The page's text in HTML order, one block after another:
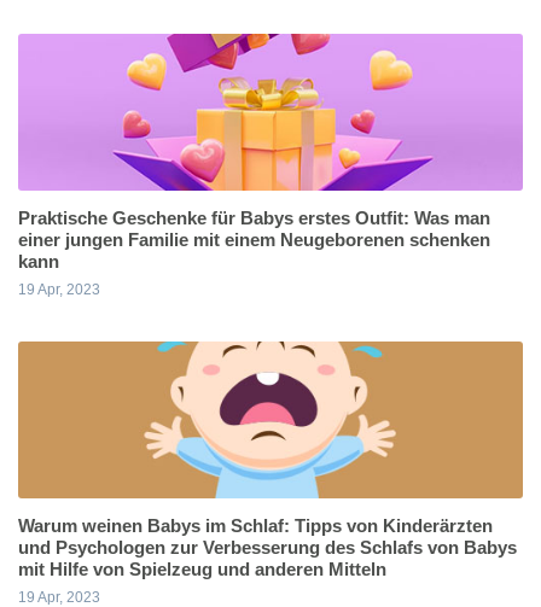
Praktische Geschenke für Babys erstes Outfit: Was man
einer jungen Familie mit einem Neugeborenen schenken
kann
19 Apr, 2023
Warum weinen Babys im Schlaf: Tipps von Kinderärzten
und Psychologen zur Verbesserung des Schlafs von Babys
mit Hilfe von Spielzeug und anderen Mitteln
19 Apr, 2023